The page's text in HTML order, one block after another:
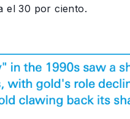
el 30 por ciento.